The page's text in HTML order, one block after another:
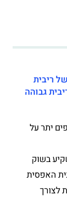
ריבית
גבוהה
יתר על
בשוק
האפסית
לצורך